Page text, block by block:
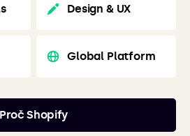
Design & UX
Global Platform
Proč Shopify